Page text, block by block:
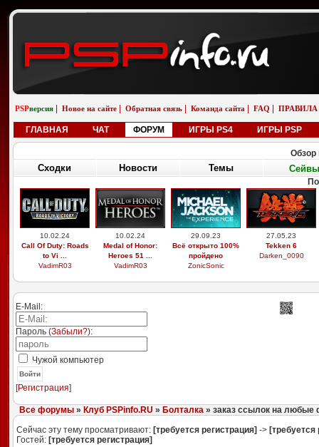
PSPверсия Новое на сайте Обратная связь Команда сайта FAQ ПРАВИЛА
ГЛАВНАЯ ЧАТ ФОРУМ ИГРЫ PS4 ИГРЫ PSP
Обзор
Сходки Новости Темы Сейвы
10.02.24
Call Of Duty: Roads
to Vi ...
VadimR03
10.02.24
Medal of Honor:
Heroes 51 ...
VadimR03
29.09.23
Всё открыто 100%
пройдено
ZonicSonic
27.05.23
Tekken 6
Darken_0090
E-Mail:
Пароль (Забыли?):
Чужой компьютер
Войти
[Регистрация]
Все форумы» Клуб PSPinfo.RU » Болталка» заказ ссылок на любые
Сейчас эту тему просматривают: [требуется регистрация] -> [требуется
Гостей: [требуется регистрация]